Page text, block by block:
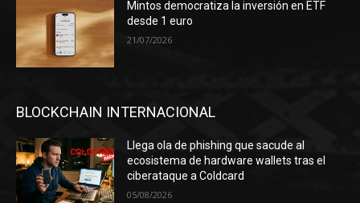
Mintos democratiza la inversión en ETF
desde 1 euro
21/07/2026
BLOCKCHAIN INTERNACIONAL
Llega ola de phishing que sacude al
ecosistema de hardware wallets tras el
ciberataque a Coldcard
05/08/2026